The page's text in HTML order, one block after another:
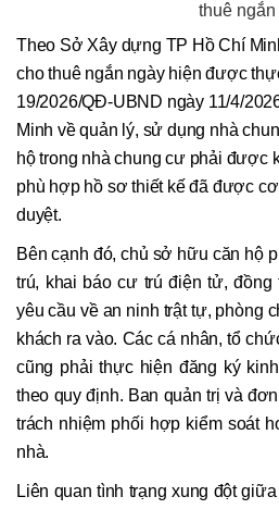
thuê ngắn
Theo Sở Xây dựng TP Hồ Chí
cho thuê ngắn ngày hiện được
19/2026/QĐ-UBND ngày 11/4/
Minh về quản lý, sử dụng nhà
hộ trong nhà chung cư phải được
phù hợp hồ sơ thiết kế đã được
duyệt.
Bên cạnh đó, chủ sở hữu căn hộ
trú, khai báo cư trú điện tử,
yêu cầu về an ninh trật tự, phòng
khách ra vào. Các cá nhân, tổ
cũng phải thực hiện đăng ký
theo quy định. Ban quản trị và
trách nhiệm phối hợp kiểm soát
nhà.
Liên quan tình trạng xung đột